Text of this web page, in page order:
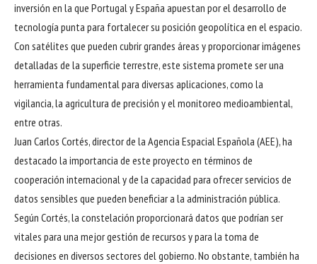
inversión en la que Portugal y España apuestan por el desarrollo de
tecnología punta para fortalecer su posición geopolítica en el espacio.
Con satélites que pueden cubrir grandes áreas y proporcionar imágenes
detalladas de la superficie terrestre, este sistema promete ser una
herramienta fundamental para diversas aplicaciones, como la
vigilancia, la agricultura de precisión y el monitoreo medioambiental,
entre otras.
Juan Carlos Cortés, director de la Agencia Espacial Española (AEE), ha
destacado la importancia de este proyecto en términos de
cooperación internacional y de la capacidad para ofrecer servicios de
datos sensibles que pueden beneficiar a la administración pública.
Según Cortés, la constelación proporcionará datos que podrían ser
vitales para una mejor gestión de recursos y para la toma de
decisiones en diversos sectores del gobierno. No obstante, también ha